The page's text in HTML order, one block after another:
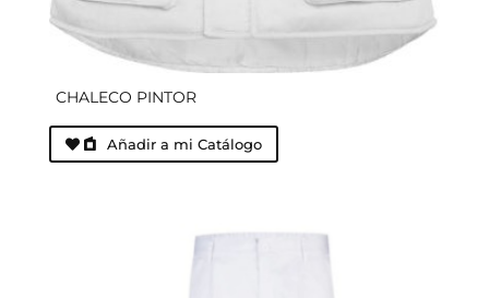
CHALECO PINTOR
Añadir a mi Catálogo